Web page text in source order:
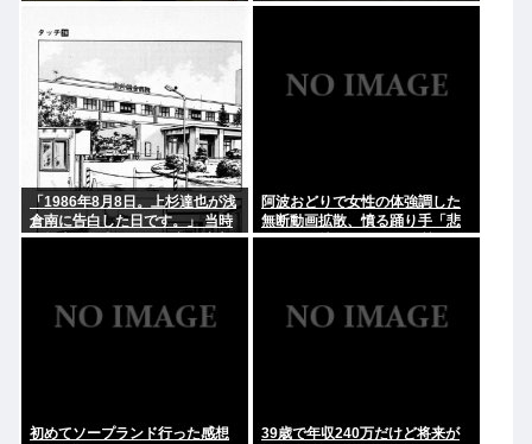
「1986年8月8日。上杉達也が浅
倉南に告白した日です。」 当時
の担当編集者とあだち充が達也
阿波おどりで女性の体強調した
無断動画拡散、憤る踊り手「悲
しいし気持ち悪い」…悪質なケ
初めてソープランド行った感想
39歳で年収240万だけど将来が